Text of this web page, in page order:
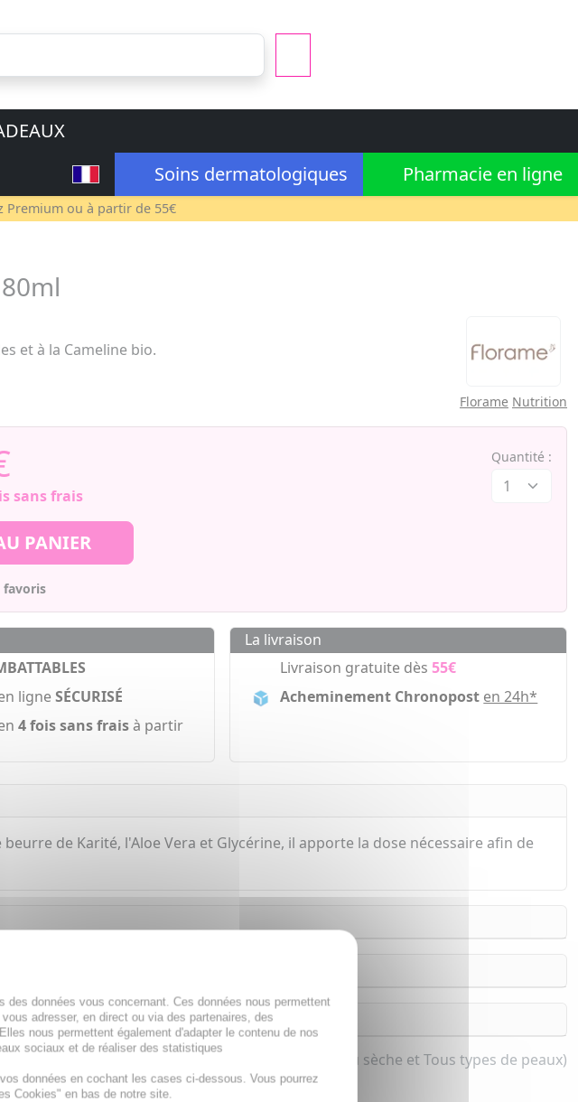
Soins dermatologiques
Pharmacie en ligne
Premium ou à partir de 55€
et à la Cameline bio.
Florame Nutrition
sans frais
Quantité :
PANIER
favoris
ligneSÉCURISÉ
4 fois sans fraisà partir
La livraison
Livraison gratuite dès55€
Acheminement Chronopost en 24h*
de Karité, l'Aloe Vera et Glycérine, il apporte la dose nécessaire afin de
nuit hydratante bio pour femme et homme (Peau sèche et Tous types de peaux)
données vous concernant. Ces données nous permettent
adresser, en direct ou via des partenaires, des
nous permettent également d'adapter le contenu de nos
sociaux et de réaliser des statistiques
données en cochant les cases ci-dessous. Vous pourrez
Cookies" en bas de notre site.